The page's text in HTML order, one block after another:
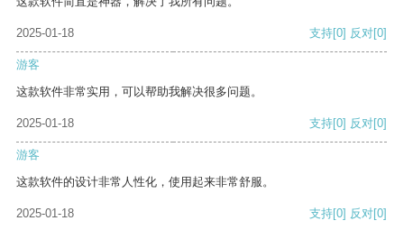
2025-01-18 支持[0] 反对[0]
游客
这款软件非常实用，可以帮助我解决很多问题。
2025-01-18 支持[0] 反对[0]
游客
这款软件的设计非常人性化，使用起来非常舒服。
2025-01-18 支持[0] 反对[0]